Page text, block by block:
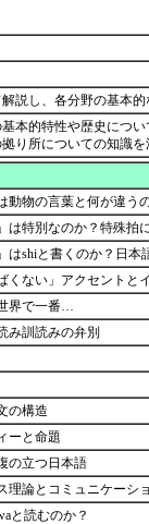
説し、各分野の基本的
本的特性や歴史につい
り所についての知識を
動物の言葉と何が違う
は特別なのか？特殊拍
はshiと書くのか？日本
くない」アクセントと
世界で一番…
み訓読みの弁別
の構造
ーと命題
の立つ日本語
理論とコミュニケーシ
と読むのか？